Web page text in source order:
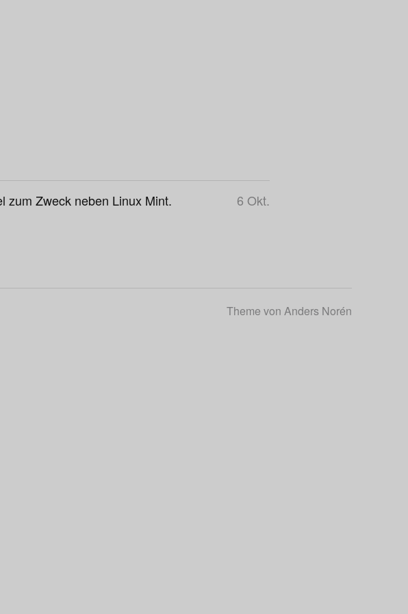
zum Zweck neben Linux Mint. 6 Okt.
Theme von Anders Norén